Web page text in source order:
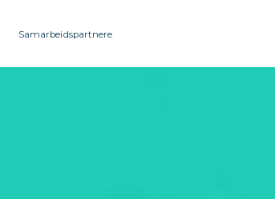
Samarbeidspartnere